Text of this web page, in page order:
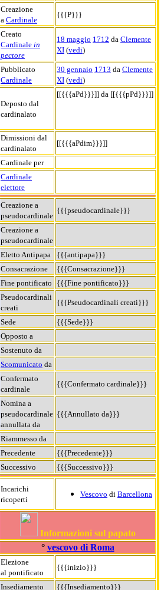
Creazione
a Cardinale
{{{P}}}
Creato
Cardinale in
pectore
18 maggio 1712 da Clemente
XI (vedi)
Pubblicato
Cardinale
30 gennaio 1713 da Clemente
XI (vedi)
Deposto dal
cardinalato
[[{{{aPd}}}]] da [[{{{pPd}}}]]
Dimissioni dal
cardinalato
[[{{{aPdim}}}]]
Cardinale per
Cardinale
elettore
Creazione a
pseudocardinale
{{{pseudocardinale}}}
Creazione a
pseudocardinale
Eletto Antipapa
{{{antipapa}}}
Consacrazione
{{{Consacrazione}}}
Fine pontificato
{{{Fine pontificato}}}
Pseudocardinali
creati
{{{Pseudocardinali creati}}}
Sede
{{{Sede}}}
Opposto a
Sostenuto da
Scomunicato da
Confermato
cardinale
{{{Confermato cardinale}}}
Nomina a
pseudocardinale
annullata da
{{{Annullato da}}}
Riammesso da
Precedente
{{{Precedente}}}
Successivo
{{{Successivo}}}
Incarichi
ricoperti
Vescovo di Barcellona
Informazioni sul papato
° vescovo di Roma
Elezione
al pontificato
{{{inizio}}}
Insediamento {{{Insediamento}}}